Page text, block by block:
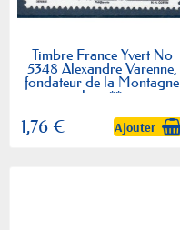
Timbre France Yvert No
5348 Alexandre Varenne,
fondateur de la Montagne
luxe **
1,76 € Ajouter